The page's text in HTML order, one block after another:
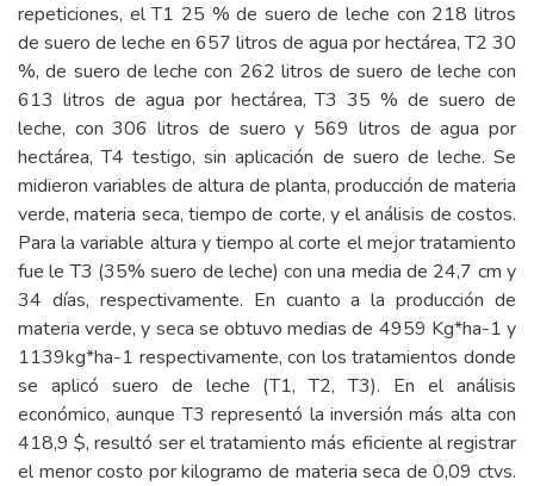
repeticiones, el T1 25 % de suero de leche con 218 litros
de suero de leche en 657 litros de agua por hectárea, T2 30
%, de suero de leche con 262 litros de suero de leche con
613 litros de agua por hectárea, T3 35 % de suero de
leche, con 306 litros de suero y 569 litros de agua por
hectárea, T4 testigo, sin aplicación de suero de leche. Se
midieron variables de altura de planta, producción de materia
verde, materia seca, tiempo de corte, y el análisis de costos.
Para la variable altura y tiempo al corte el mejor tratamiento
fue le T3 (35% suero de leche) con una media de 24,7 cm y
34 días, respectivamente. En cuanto a la producción de
materia verde, y seca se obtuvo medias de 4959 Kg*ha-1 y
1139kg*ha-1 respectivamente, con los tratamientos donde
se aplicó suero de leche (T1, T2, T3). En el análisis
económico, aunque T3 representó la inversión más alta con
418,9 $, resultó ser el tratamiento más eficiente al registrar
el menor costo por kilogramo de materia seca de 0,09 ctvs.